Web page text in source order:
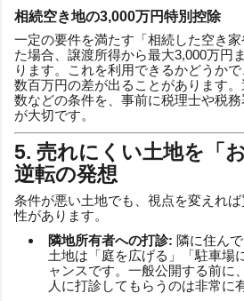
相続空き地の3,000万円特別控除
一定の要件を満たす「相続した空き
た場合、譲渡所得から最大3,000万円
ります。これを利用できるかどうか
数百万円の差が出ることがあります
数などの条件を、事前に税理士や税
が大切です。
5. 売れにくい土地を「
逆転の発想
条件が悪い土地でも、視点を変えれ
性があります。
隣地所有者への打診: 隣に住ん
土地は「庭を広げる」「駐車場
ャンスです。一般公開する前に
人に打診してもらうのは非常に